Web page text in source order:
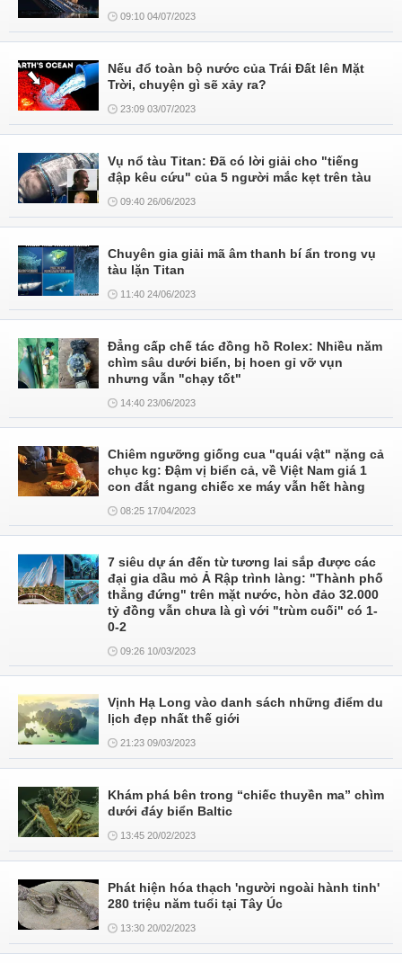
09:10 04/07/2023
Nếu đổ toàn bộ nước của Trái Đất lên Mặt
Trời, chuyện gì sẽ xảy ra?
23:09 03/07/2023
Vụ nổ tàu Titan: Đã có lời giải cho "tiếng
đập kêu cứu" của 5 người mắc kẹt trên tàu
09:40 26/06/2023
Chuyên gia giải mã âm thanh bí ẩn trong vụ
tàu lặn Titan
11:40 24/06/2023
Đẳng cấp chế tác đồng hồ Rolex: Nhiều năm
chìm sâu dưới biển, bị hoen gỉ vỡ vụn
nhưng vẫn "chạy tốt"
14:40 23/06/2023
Chiêm ngưỡng giống cua "quái vật" nặng cả
chục kg: Đậm vị biển cả, về Việt Nam giá 1
con đắt ngang chiếc xe máy vẫn hết hàng
08:25 17/04/2023
7 siêu dự án đến từ tương lai sắp được các
đại gia dầu mỏ Ả Rập trình làng: "Thành phố
thẳng đứng" trên mặt nước, hòn đảo 32.000
tỷ đồng vẫn chưa là gì với "trùm cuối" có 1-
0-2
09:26 10/03/2023
Vịnh Hạ Long vào danh sách những điểm du
lịch đẹp nhất thế giới
21:23 09/03/2023
Khám phá bên trong “chiếc thuyền ma” chìm
dưới đáy biển Baltic
13:45 20/02/2023
Phát hiện hóa thạch 'người ngoài hành tinh'
280 triệu năm tuổi tại Tây Úc
13:30 20/02/2023